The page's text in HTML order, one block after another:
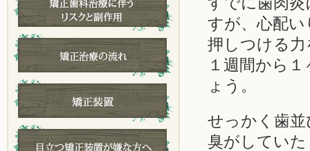
すが、心配
押しつける
１週間から
ょう。
せっかく歯
臭がしてい